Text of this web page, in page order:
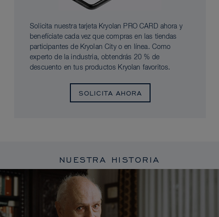
Solicita nuestra tarjeta Kryolan PRO CARD ahora y
benefíciate cada vez que compras en las tiendas
participantes de Kryolan City o en línea. Como
experto de la industria, obtendrás 20 % de
descuento en tus productos Kryolan favoritos.
SOLICITA AHORA
NUESTRA HISTORIA